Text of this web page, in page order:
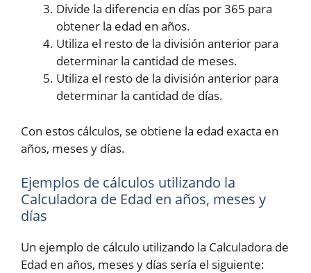
Divide la diferencia en días por 365 para
obtener la edad en años.
Utiliza el resto de la división anterior para
determinar la cantidad de meses.
Utiliza el resto de la división anterior para
determinar la cantidad de días.
Con estos cálculos, se obtiene la edad exacta en
años, meses y días.
Ejemplos de cálculos utilizando la
Calculadora de Edad en años, meses y
días
Un ejemplo de cálculo utilizando la Calculadora de
Edad en años, meses y días sería el siguiente: